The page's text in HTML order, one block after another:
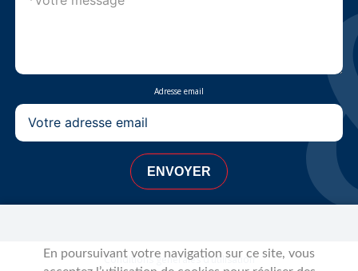
En poursuivant votre navigation sur ce site, vous
Adresse email
ENVOYER
Conditions générales d’utilisation